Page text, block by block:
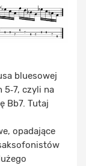
bluesowej
czyli na
Bb7. Tutaj
opadające